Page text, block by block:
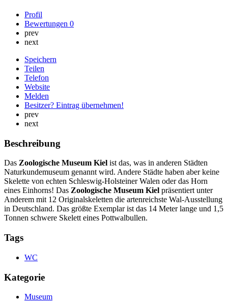
Profil
Bewertungen 0
prev
next
Speichern
Teilen
Telefon
Website
Melden
Besitzer? Eintrag übernehmen!
prev
next
Beschreibung
Das Zoologische Museum Kiel ist das, was in anderen Städten
Naturkundemuseum genannt wird. Andere Städte haben aber keine
Skelette von echten Schleswig-Holsteiner Walen oder das Horn
eines Einhorns! Das Zoologische Museum Kiel präsentiert unter
Anderem mit 12 Originalskeletten die artenreichste Wal-Ausstellung
in Deutschland. Das größte Exemplar ist das 14 Meter lange und 1,5
Tonnen schwere Skelett eines Pottwalbullen.
Tags
WC
Kategorie
Museum